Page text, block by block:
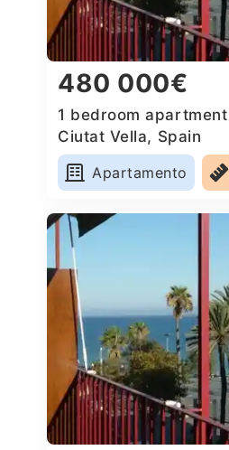
480 000€
1 bedroom
Ciutat Vella, Spain
Apartamento